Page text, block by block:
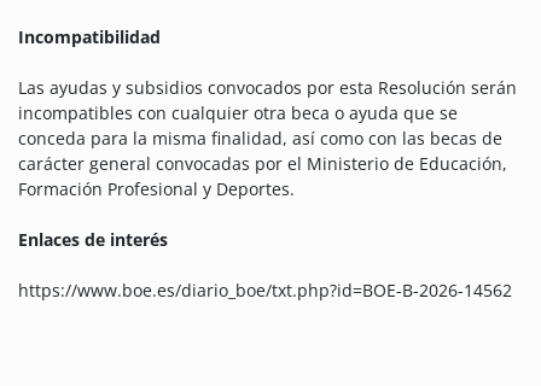
Incompatibilidad
Las ayudas y subsidios convocados por esta Resolución serán
incompatibles con cualquier otra beca o ayuda que se
conceda para la misma finalidad, así como con las becas de
carácter general convocadas por el Ministerio de Educación,
Formación Profesional y Deportes.
Enlaces de interés
https://www.boe.es/diario_boe/txt.php?id=BOE-B-2026-14562